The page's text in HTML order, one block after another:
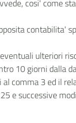
cosi' come
contabilita'
ulteriori
10 giorni dalla
comma 3 ed il
e successive